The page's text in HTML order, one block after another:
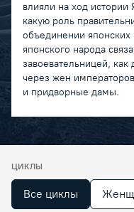
влияли на ход
какую роль
объединении
японского народа
завоевательницей,
через жен
и придворные дамы.
ЦИКЛЫ
Все циклы